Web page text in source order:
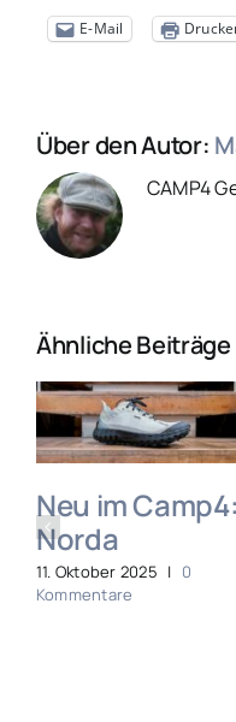
E-Mail
Über den Autor:
CAMP4
Ähnliche Beiträge
Neu im Camp4:
Norda
11. Oktober 2025 | 0
Kommentare